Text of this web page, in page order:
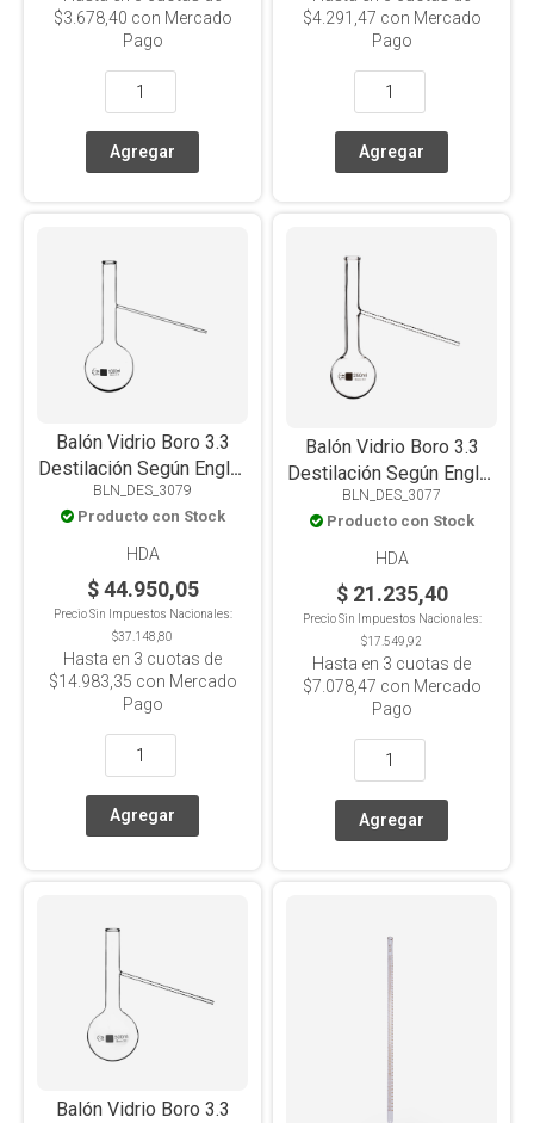
$3.678,40 con Mercado
Pago
$4.291,47 con Mercado
Pago
Balón Vidrio Boro 3.3
Destilación Según Engler
1000ml
BLN_DES_3079
Producto con Stock
HDA
$ 44.950,05
Precio Sin Impuestos Nacionales:
$37.148,80
Hasta en 3 cuotas de
$14.983,35 con Mercado
Pago
Balón Vidrio Boro 3.3
Destilación Según Engler
250ml
BLN_DES_3077
Producto con Stock
HDA
$ 21.235,40
Precio Sin Impuestos Nacionales:
$17.549,92
Hasta en 3 cuotas de
$7.078,47 con Mercado
Pago
Balón Vidrio Boro 3.3